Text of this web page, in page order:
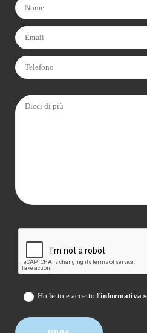
Ho letto e accetto l'informativa